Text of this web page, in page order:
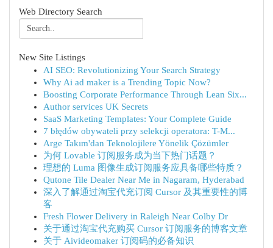
Web Directory Search
New Site Listings
AI SEO: Revolutionizing Your Search Strategy
Why Ai ad maker is a Trending Topic Now?
Boosting Corporate Performance Through Lean Six...
Author services UK Secrets
SaaS Marketing Templates: Your Complete Guide
7 błędów obywateli przy selekcji operatora: T-M...
Arge Takım'dan Teknolojilere Yönelik Çözümler
为何 Lovable 订阅服务成为当下热门话题？
理想的 Luma 图像生成订阅服务应具备哪些特质？
Qutone Tile Dealer Near Me in Nagaram, Hyderabad
深入了解通过淘宝代充订阅 Cursor 及其重要性的博
客
Fresh Flower Delivery in Raleigh Near Colby Dr
关于通过淘宝代充购买 Cursor 订阅服务的博客文章
关于 Aivideomaker 订阅码的必备知识